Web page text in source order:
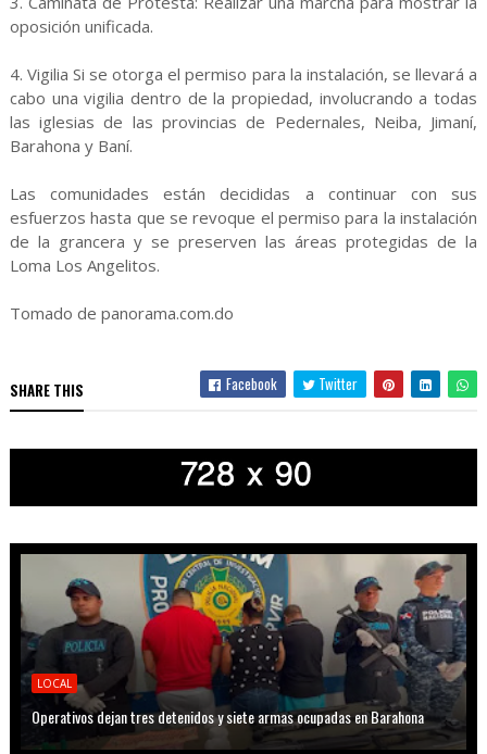
oposición unificada.
4. Vigilia Si se otorga el permiso para la instalación, se llevará a
cabo una vigilia dentro de la propiedad, involucrando a todas
las iglesias de las provincias de Pedernales, Neiba, Jimaní,
Barahona y Baní.
Las comunidades están decididas a continuar con sus
esfuerzos hasta que se revoque el permiso para la instalación
de la grancera y se preserven las áreas protegidas de la
Loma Los Angelitos.
Tomado de panorama.com.do
SHARE THIS Facebook Twitter
LOCAL
Operativos dejan tres detenidos y siete armas ocupadas en Barahona